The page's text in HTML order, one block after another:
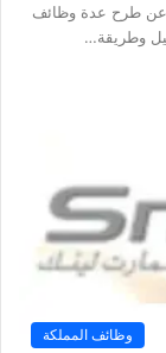
عن طرح عدة وظائف
وطريقة…
وظائف المملكة